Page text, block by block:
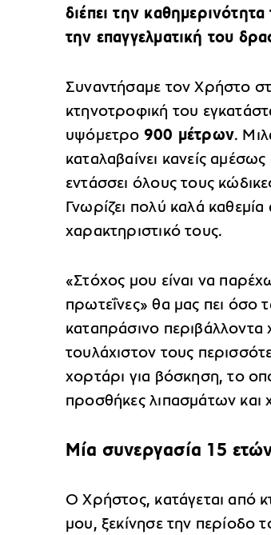
διέπει την
την επαγγελματική του
Συναντήσαμε τον Χρήστο
κτηνοτροφική του
υψόμετρο 900 μέτρων.
καταλαβαίνει κανείς
εντάσσει όλους τους
Γνωρίζει πολύ καλά
χαρακτηριστικό τους.
«Στόχος μου είναι να
πρωτεΐνες» θα μας πει όσο
καταπράσινο
τουλάχιστον τους
χορτάρι για βόσκηση, το
προσθήκες λιπασμάτων και
Μία συνεργασία 15
Ο Χρήστος, κατάγεται από
μου, ξεκίνησε την περίοδο